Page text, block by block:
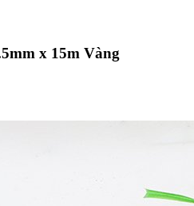
x 15m Vàng